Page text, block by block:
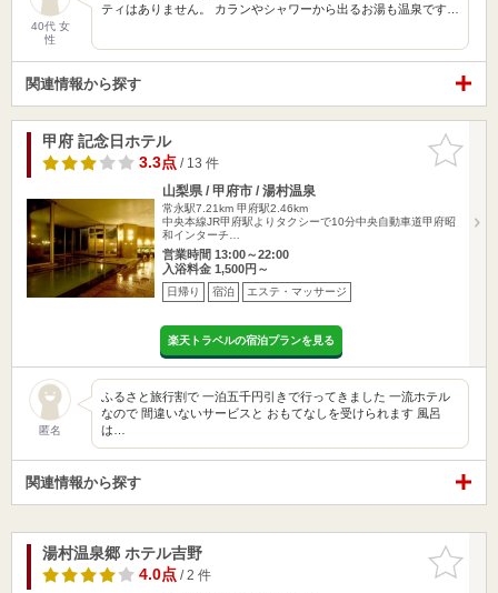
40代 女
性
ティはありません。 カランやシャワーから出るお湯も温泉です…
関連情報から探す
お気に入
りに追加
甲府 記念日ホテル
3.3点/ 13 件
山梨県 / 甲府市 / 湯村温泉
常永駅7.21km 甲府駅2.46km
中央本線JR甲府駅よりタクシーで10分中央自動車道甲府昭
和インターチ…
営業時間 13:00～22:00
入浴料金 1,500円～
日帰り 宿泊 エステ・マッサージ
楽天トラベルの宿泊プランを見る
匿名
ふるさと旅行割で 一泊五千円引きで行ってきました 一流ホテル
なので 間違いないサービスと おもてなしを受けられます 風呂
は…
関連情報から探す
お気に入
りに追加
湯村温泉郷 ホテル吉野
4.0点/ 2 件